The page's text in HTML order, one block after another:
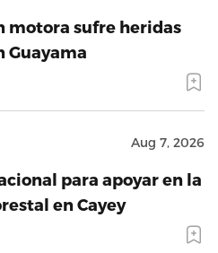
motora sufre heridas
Guayama
Aug 7, 2026
para apoyar en la
en Cayey